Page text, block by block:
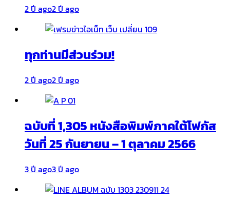
2 ปี ago2 ปี ago
ทุกท่านมีส่วนร่วม!
2 ปี ago2 ปี ago
ฉบับที่ 1,305 หนังสือพิมพ์ภาคใต้โฟกัส
วันที่ 25 กันยายน – 1 ตุลาคม 2566
3 ปี ago3 ปี ago